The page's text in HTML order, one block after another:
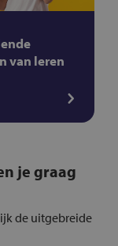
van leren
je graag
de uitgebreide